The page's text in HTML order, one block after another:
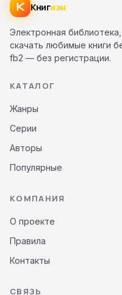
Книгизм
Электронная
скачать любимые книги
fb2 — без регистрации.
КАТАЛОГ
Жанры
Серии
Авторы
Популярные
КОМПАНИЯ
О проекте
Правила
Контакты
СВЯЗЬ